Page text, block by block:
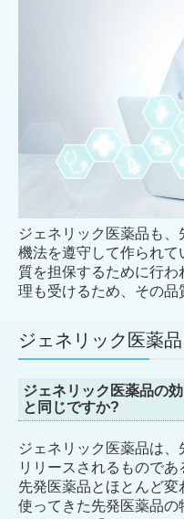
ジェネリック医薬品も
機法を遵守して作られ
質を担保するために行
理も受けるため、その品
ジェネリック医薬
ジェネリック医薬品の
と同じですか?
ジェネリック医薬品は
リリースされるもので
先発医薬品とほとんど
使ってきた先発医薬品の